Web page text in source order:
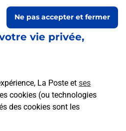
vie privée,
La Poste et ses
cookies (ou technologies
des cookies sont les
Ne pas accepter et fermer
Poste
onglet